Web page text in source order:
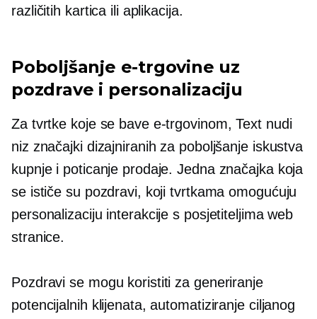
različitih kartica ili aplikacija.
Poboljšanje e-trgovine uz
pozdrave i personalizaciju
Za tvrtke koje se bave e-trgovinom, Text nudi
niz značajki dizajniranih za poboljšanje iskustva
kupnje i poticanje prodaje. Jedna značajka koja
se ističe su pozdravi, koji tvrtkama omogućuju
personalizaciju interakcije s posjetiteljima web
stranice.
Pozdravi se mogu koristiti za generiranje
potencijalnih klijenata, automatiziranje ciljanog